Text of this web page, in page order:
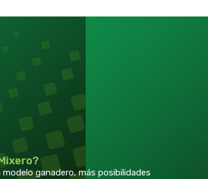
ganadero, más posibilidades